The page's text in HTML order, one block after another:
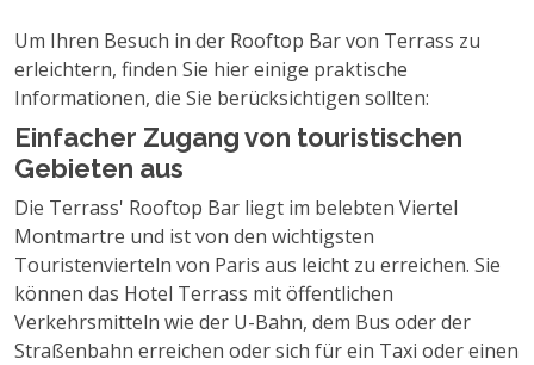
Um Ihren Besuch in der Rooftop Bar von Terrass zu
erleichtern, finden Sie hier einige praktische
Informationen, die Sie berücksichtigen sollten:
Einfacher Zugang von touristischen
Gebieten aus
Die Terrass' Rooftop Bar liegt im belebten Viertel
Montmartre und ist von den wichtigsten
Touristenvierteln von Paris aus leicht zu erreichen. Sie
können das Hotel Terrass mit öffentlichen
Verkehrsmitteln wie der U-Bahn, dem Bus oder der
Straßenbahn erreichen oder sich für ein Taxi oder einen